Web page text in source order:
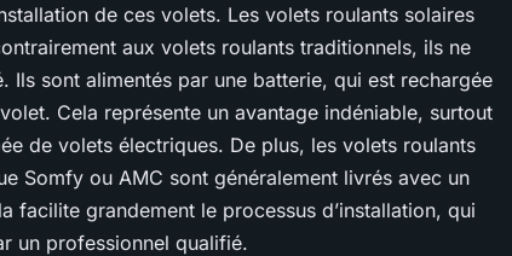
de ces volets. Les volets roulants solaires
aux volets roulants traditionnels, ils ne
Ils sont alimentés par une batterie, qui est rechargée
Cela représente un avantage indéniable, surtout
de volets électriques. De plus, les volets roulants
Somfy ou AMC sont généralement livrés avec un
facilite grandement le processus d’installation, qui
un professionnel qualifié.